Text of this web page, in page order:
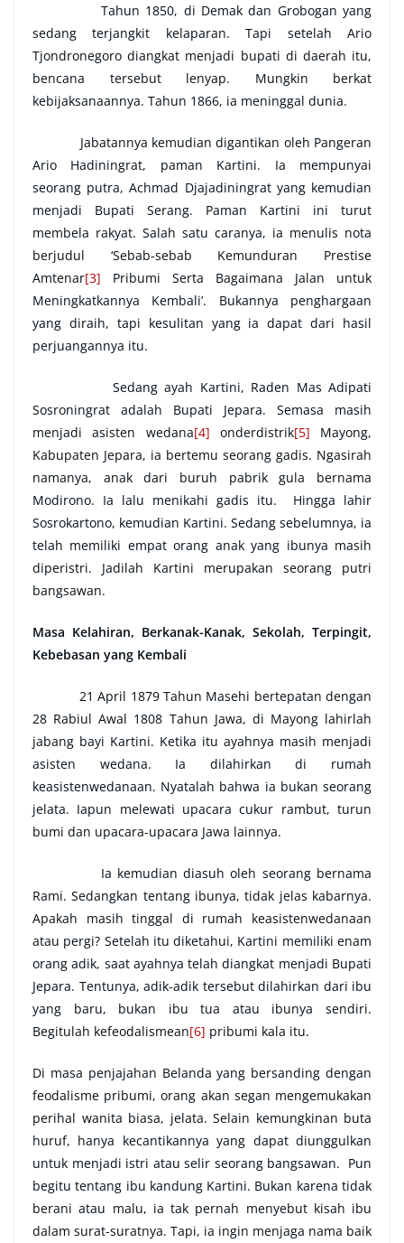
Tahun 1850, di Demak dan Grobogan yang
sedang terjangkit kelaparan. Tapi setelah Ario
Tjondronegoro diangkat menjadi bupati di daerah itu,
bencana tersebut lenyap. Mungkin berkat
kebijaksanaannya. Tahun 1866, ia meninggal dunia.
Jabatannya kemudian digantikan oleh Pangeran
Ario Hadiningrat, paman Kartini. Ia mempunyai
seorang putra, Achmad Djajadiningrat yang kemudian
menjadi Bupati Serang. Paman Kartini ini turut
membela rakyat. Salah satu caranya, ia menulis nota
berjudul ‘Sebab-sebab Kemunduran Prestise
Amtenar[3] Pribumi Serta Bagaimana Jalan untuk
Meningkatkannya Kembali’. Bukannya penghargaan
yang diraih, tapi kesulitan yang ia dapat dari hasil
perjuangannya itu.
Sedang ayah Kartini, Raden Mas Adipati
Sosroningrat adalah Bupati Jepara. Semasa masih
menjadi asisten wedana[4] onderdistrik[5] Mayong,
Kabupaten Jepara, ia bertemu seorang gadis. Ngasirah
namanya, anak dari buruh pabrik gula bernama
Modirono. Ia lalu menikahi gadis itu. Hingga lahir
Sosrokartono, kemudian Kartini. Sedang sebelumnya, ia
telah memiliki empat orang anak yang ibunya masih
diperistri. Jadilah Kartini merupakan seorang putri
bangsawan.
Masa Kelahiran, Berkanak-Kanak, Sekolah, Terpingit,
Kebebasan yang Kembali
21 April 1879 Tahun Masehi bertepatan dengan
28 Rabiul Awal 1808 Tahun Jawa, di Mayong lahirlah
jabang bayi Kartini. Ketika itu ayahnya masih menjadi
asisten wedana. Ia dilahirkan di rumah
keasistenwedanaan. Nyatalah bahwa ia bukan seorang
jelata. Iapun melewati upacara cukur rambut, turun
bumi dan upacara-upacara Jawa lainnya.
Ia kemudian diasuh oleh seorang bernama
Rami. Sedangkan tentang ibunya, tidak jelas kabarnya.
Apakah masih tinggal di rumah keasistenwedanaan
atau pergi? Setelah itu diketahui, Kartini memiliki enam
orang adik, saat ayahnya telah diangkat menjadi Bupati
Jepara. Tentunya, adik-adik tersebut dilahirkan dari ibu
yang baru, bukan ibu tua atau ibunya sendiri.
Begitulah kefeodalismean[6] pribumi kala itu.
Di masa penjajahan Belanda yang bersanding dengan
feodalisme pribumi, orang akan segan mengemukakan
perihal wanita biasa, jelata. Selain kemungkinan buta
huruf, hanya kecantikannya yang dapat diunggulkan
untuk menjadi istri atau selir seorang bangsawan. Pun
begitu tentang ibu kandung Kartini. Bukan karena tidak
berani atau malu, ia tak pernah menyebut kisah ibu
dalam surat-suratnya. Tapi, ia ingin menjaga nama baik